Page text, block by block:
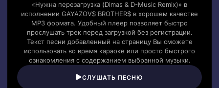
«Нужна перезагрузка (Dimas & D-Music Remix)» в
исполнении GAYAZOV$ BROTHER$ в хорошем качестве
MP3 формата. Удобный плеер позволяет быстро
прослушать трек перед загрузкой без регистрации.
Текст песни добавленный на страницу Вы сможете
использовать во время караоке или просто быстрого
ознакомления с содержанием выбранной музыки.
СЛУШАТЬ ПЕСНЮ